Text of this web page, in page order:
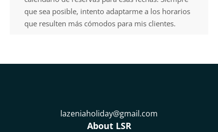
que sea posible, intento adaptarme a los horarios
que resulten más cómodos para mis clientes.
lazeniaholiday@gmail.com
About LSR